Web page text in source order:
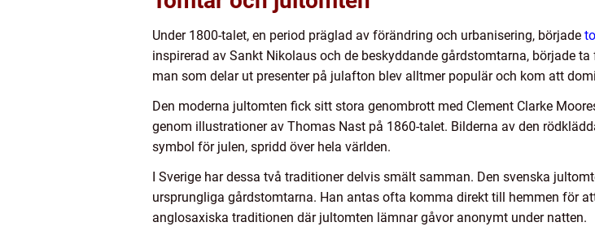
Under 1800-talet, en period präglad av förändring och urbanisering, började
inspirerad av Sankt Nikolaus och de beskyddande gårdstomtarna, började
man som delar ut presenter på julafton blev alltmer populär och kom att
Den moderna jultomten fick sitt stora genombrott med Clement Clarke
genom illustrationer av Thomas Nast på 1860-talet. Bilderna av den
symbol för julen, spridd över hela världen.
I Sverige har dessa två traditioner delvis smält samman. Den svenska
ursprungliga gårdstomtarna. Han antas ofta komma direkt till hemmen för
anglosaxiska traditionen där jultomten lämnar gåvor anonymt under natten.